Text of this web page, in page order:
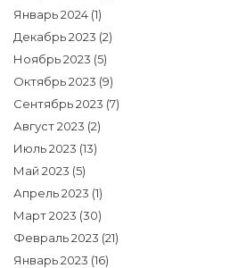
Январь 2024 (1)
Декабрь 2023 (2)
Ноябрь 2023 (5)
Октябрь 2023 (9)
Сентябрь 2023 (7)
Август 2023 (2)
Июль 2023 (13)
Май 2023 (5)
Апрель 2023 (1)
Март 2023 (30)
Февраль 2023 (21)
Январь 2023 (16)